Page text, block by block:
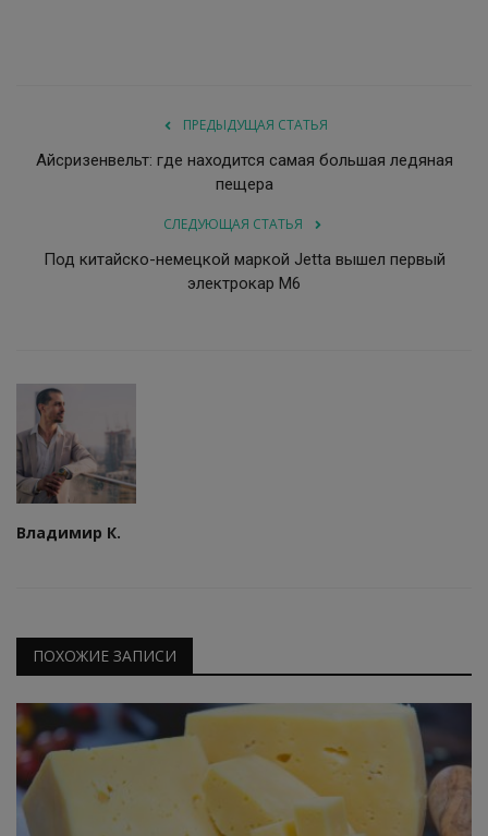
ПРЕДЫДУЩАЯ СТАТЬЯ
Айсризенвельт: где находится самая большая ледяная
пещера
СЛЕДУЮЩАЯ СТАТЬЯ
Под китайско-немецкой маркой Jetta вышел первый
электрокар M6
Владимир К.
ПОХОЖИЕ ЗАПИСИ